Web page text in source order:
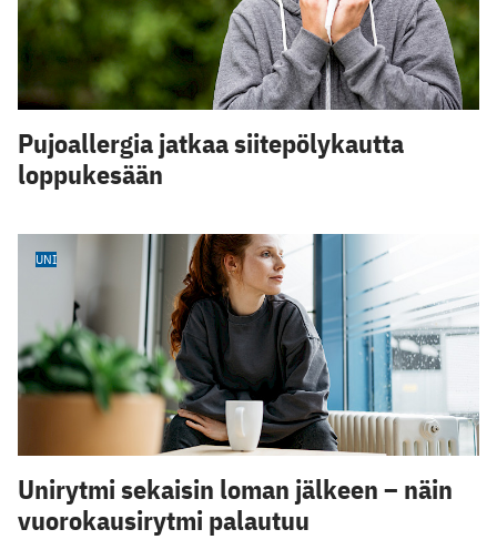
Pujoallergia jatkaa siitepölykautta
loppukesään
UNI
Unirytmi sekaisin loman jälkeen – näin
vuorokausirytmi palautuu